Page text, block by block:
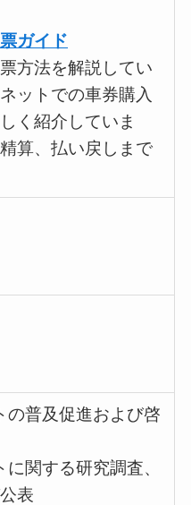
ガイド
方法を解説してい
ットでの車券購入
く紹介していま
算、払い戻しまで
の普及促進および啓
関する研究調査、
表